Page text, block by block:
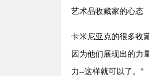
艺术品收藏家的心态
卡米尼亚克的很多收
因为他们展现出的力
力--这样就可以了。"